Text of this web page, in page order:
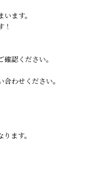
ます。
！
認ください。
わせください。
ます。